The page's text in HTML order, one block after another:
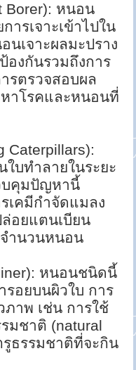
Borer): หนอน
ารเจาะเข้าไปใน
เจาะผลมะปราง
องกันรวมถึงการ
รตรวจสอบผล
หาโรคและหนอนที่
Caterpillars):
บทำลายในระยะ
บคุมปัญหานี้
เคมีกำจัดแมลง
อยแตนเบียน
จำนวนหนอน
หนอนชนิดนี้
รอยบนผิวใบ การ
าพ เช่น การใช้
มชาติ (natural
รูธรรมชาติที่จะกิน